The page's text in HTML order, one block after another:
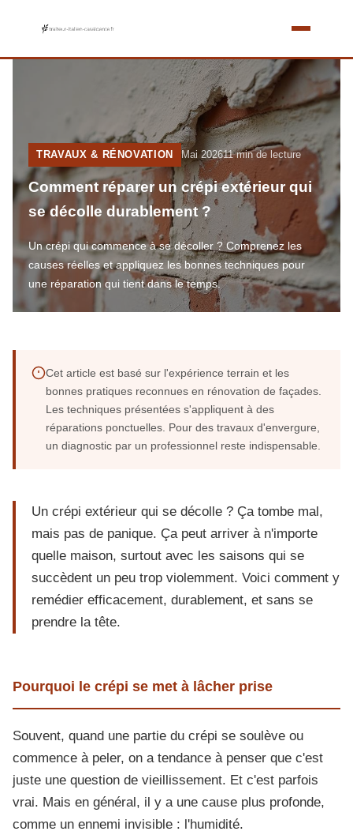
TRAVAUX & RÉNOVATION Mai 202611 min de lecture
Comment réparer un crépi extérieur qui
se décolle durablement ?
Un crépi qui commence à se décoller ? Comprenez les
causes réelles et appliquez les bonnes techniques pour
une réparation qui tient dans le temps.
Cet article est basé sur l'expérience terrain et les
bonnes pratiques reconnues en rénovation de façades.
Les techniques présentées s'appliquent à des
réparations ponctuelles. Pour des travaux d'envergure,
un diagnostic par un professionnel reste indispensable.
Un crépi extérieur qui se décolle ? Ça tombe mal,
mais pas de panique. Ça peut arriver à n'importe
quelle maison, surtout avec les saisons qui se
succèdent un peu trop violemment. Voici comment y
remédier efficacement, durablement, et sans se
prendre la tête.
Pourquoi le crépi se met à lâcher prise
Souvent, quand une partie du crépi se soulève ou
commence à peler, on a tendance à penser que c'est
juste une question de vieillissement. Et c'est parfois
vrai. Mais en général, il y a une cause plus profonde,
comme un ennemi invisible : l'humidité.